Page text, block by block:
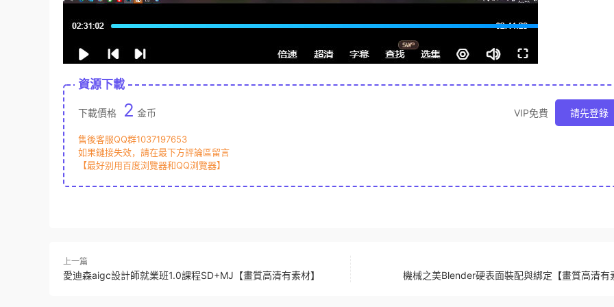
資源下載
下載價格 2 金币 VIP免費 請先登錄
售後客服QQ群1037197653
如果鏈接失效，請在最下方評論區留言
【最好别用百度浏覽器和QQ浏覽器】
上一篇
愛迪森aigc設計師就業班1.0課程SD+MJ【畫質高清有素材】 機械之美Blender硬表面裝配與綁定【畫質高清有